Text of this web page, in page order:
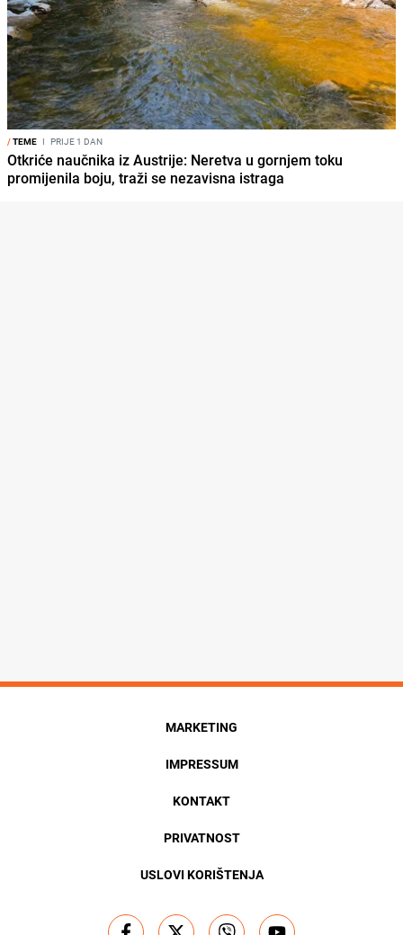
/TEME I PRIJE 1 DAN
Otkriće naučnika iz Austrije: Neretva u gornjem toku
promijenila boju, traži se nezavisna istraga
MARKETING
IMPRESSUM
KONTAKT
PRIVATNOST
USLOVI KORIŠTENJA